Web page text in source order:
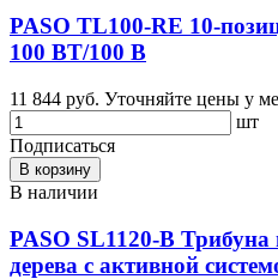
PASO TL100-RE 10-
100 ВТ/100 В
11 844 руб. Уточняйте цены у
шт
Подписаться
В корзину
В наличии
PASO SL1120-B Трибуна
дерева с активной